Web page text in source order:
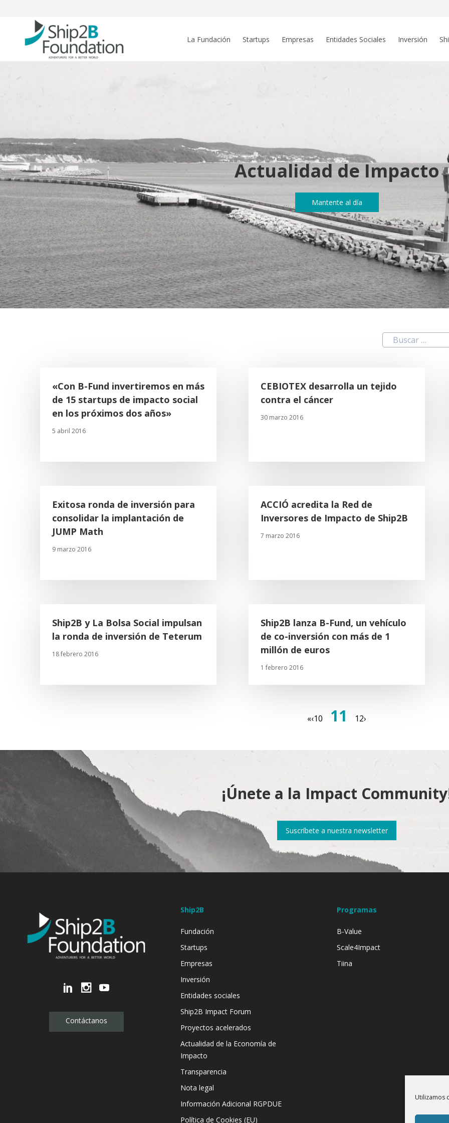
Utilizamos
La Fundación Startups Empresas Entidades Sociales Inversión
Actualidad de Impacto
Mantente al día
«Con B-Fund invertiremos en más
de 15 startups de impacto social
en los próximos dos años»
5 abril 2016
CEBIOTEX desarrolla un tejido
contra el cáncer
30 marzo 2016
Exitosa ronda de inversión para
consolidar la implantación de
JUMP Math
9 marzo 2016
ACCIÓ acredita la Red de
Inversores de Impacto de Ship2B
7 marzo 2016
Ship2B y La Bolsa Social impulsan
la ronda de inversión de Teterum
18 febrero 2016
Ship2B lanza B-Fund, un vehículo
de co-inversión con más de 1
millón de euros
1 febrero 2016
«‹10 11 12›
¡Únete a la Impact
Suscríbete a nuestra newsletter
Contáctanos
Ship2B
Fundación
Startups
Empresas
Inversión
Entidades sociales
Ship2B Impact Forum
Proyectos acelerados
Actualidad de la Economía de
Impacto
Transparencia
Nota legal
Información Adicional RGPDUE
Política de Cookies (EU)
Programas
B-Value
Scale4Impact
Tiina